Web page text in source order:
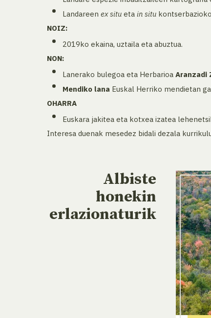
Landareen ex situ eta in situ
NOIZ:
2019ko ekaina, uztaila eta abuztua.
NON:
Lanerako bulegoa eta Herbarioa Aranzadi
Mendiko lana Euskal Herriko mendietan
OHARRA
Euskara jakitea eta kotxea izatea
Interesa duenak mesedez bidali dezala
Albiste
honekin
erlazionaturik